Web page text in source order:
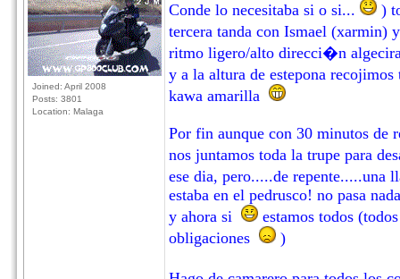
Joined: April 2008
Posts: 3801
Location: Malaga
Conde lo necesitaba si o si...
)
tercera tanda con Ismael (xarmin)
ritmo ligero/alto direcci�n
y a la altura de estepona
kawa amarilla
Por fin aunque con 30 minutos de
nos juntamos toda la trupe para
ese dia, pero.....de repente.....una
estaba en el pedrusco! no pasa
y ahora si
estamos todos
obligaciones
)